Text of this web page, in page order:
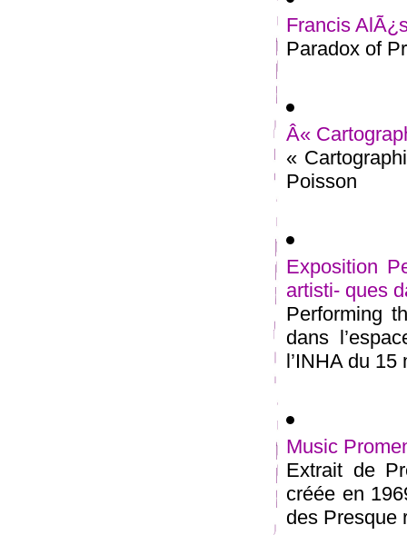
Francis
Paradox of
Â«
«
Poisson
Exposition
artisti- ques
Performing
dans
l’INHA du 15
Music
Extrait de
créée en
des Presque